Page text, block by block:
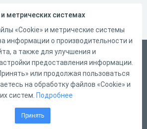
связи
метрических системах
«Cookie» и метрические системы
информации о производительности и
а также для улучшения и
предоставления информации.
или продолжая пользоваться
на обработку файлов «Cookie» и
систем. Подробнее
Принять